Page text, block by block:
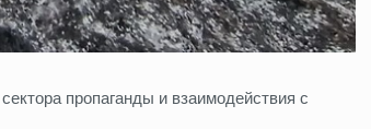
пропаганды и взаимодействия с